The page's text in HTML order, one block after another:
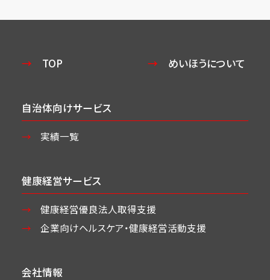
TOP めいほうについて
自治体向けサービス
実績一覧
健康経営サービス
健康経営優良法人取得支援
企業向けヘルスケア・健康経営活動支援
会社情報